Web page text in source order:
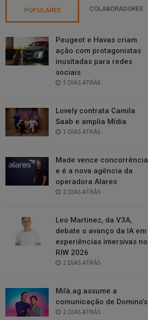
POPULARES COLABORADORES
Peugeot e Havas criam
ação com protagonistas
inusitadas para redes
sociais
POSTED
3 DIAS ATRÁS
Lovely contrata Camila
Saab e amplia Mídia
POSTED
3 DIAS ATRÁS
Made vence concorrência
e é a nova agência da
operadora Alares
POSTED
2 DIAS ATRÁS
Leo Martinez, da V3A,
debate o avanço da IA em
experiências imersivas no
RIW 2026
POSTED
2 DIAS ATRÁS
Milà.ag assume a
comunicação de Domino’s
POSTED
2 DIAS ATRÁS